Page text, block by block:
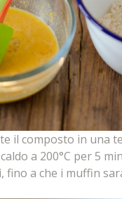
il composto in una
a 200°C per 5
fino a che i muffin